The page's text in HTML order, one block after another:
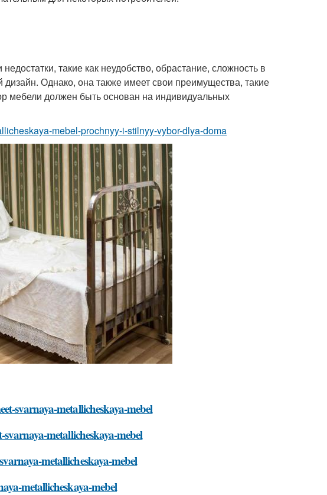
такие как неудобство, обрастание, сложность в
дизайн. Однако, она также имеет свои преимущества, такие
мебели должен быть основан на индивидуальных
mebel-prochnyy-i-stilnyy-vybor-dlya-doma
svarnaya-metallicheskaya-mebel
metallicheskaya-mebel
metallicheskaya-mebel
metallicheskaya-mebel